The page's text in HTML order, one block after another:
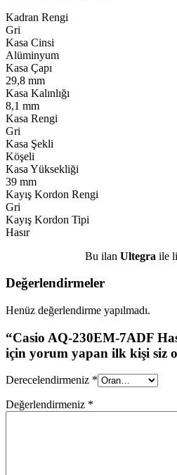
Kadran Rengi
Gri
Kasa Cinsi
Alüminyum
Kasa Çapı
29,8 mm
Kasa Kalınlığı
8,1 mm
Kasa Rengi
Gri
Kasa Şekli
Köşeli
Kasa Yüksekliği
39 mm
Kayış Kordon Rengi
Gri
Kayış Kordon Tipi
Hasır
Bu ilan Ultegra ile
Değerlendirmeler
Henüz değerlendirme yapılmadı.
“Casio AQ-230EM-7ADF
için yorum yapan ilk kişi siz
Derecelendirmeniz *
Değerlendirmeniz *